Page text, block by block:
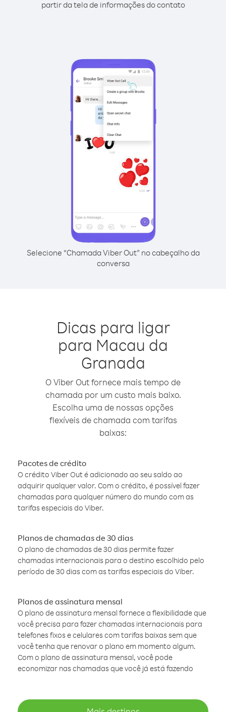
partir da tela de informações do contato
Selecione “Chamada Viber Out” no cabeçalho da
conversa
Dicas para ligar
para Macau da
Granada
O Viber Out fornece mais tempo de
chamada por um custo mais baixo.
Escolha uma de nossas opções
flexíveis de chamada com tarifas
baixas:
Pacotes de crédito
O crédito Viber Out é adicionado ao seu saldo ao
adquirir qualquer valor. Com o crédito, é possível fazer
chamadas para qualquer número do mundo com as
tarifas especiais do Viber.
Planos de chamadas de 30 dias
O plano de chamadas de 30 dias permite fazer
chamadas internacionais para o destino escolhido pelo
período de 30 dias com as tarifas especiais do Viber.
Planos de assinatura mensal
O plano de assinatura mensal fornece a flexibilidade que
você precisa para fazer chamadas internacionais para
telefones fixos e celulares com tarifas baixas sem que
você tenha que renovar o plano em momento algum.
Com o plano de assinatura mensal, você pode
economizar nas chamadas que você já está fazendo